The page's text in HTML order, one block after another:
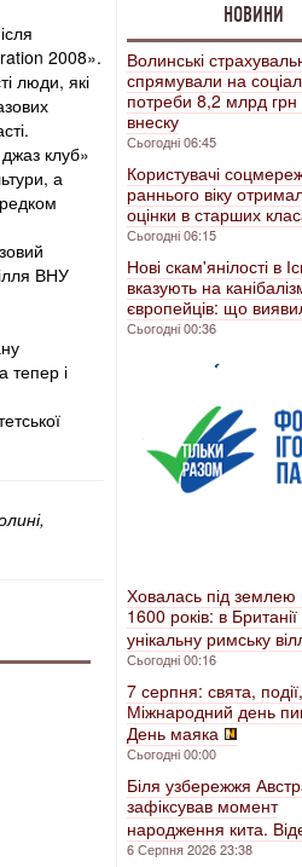
2008».
люди, які
клуб»
а
ВНУ
тепер і
НОВИНИ
Волинські
спрямували на
потреби 8,2 млрд грн
внеску
Сьогодні 06:45
Користувачі
раннього віку
оцінки в старших
Сьогодні 06:15
Нові скам'янілості в
вказують на
європейців: що
Сьогодні 00:36
Ховалась під
1600 років: в
унікальну римську
Сьогодні 00:16
7 серпня: свята,
Міжнародний день
День маяка
Сьогодні 00:00
Біля узбережжя
зафіксував момент
народження кита.
6 Серпня 2026 23:38